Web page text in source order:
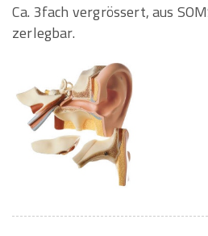
Ca. 3fach vergrössert, aus
zerlegbar.